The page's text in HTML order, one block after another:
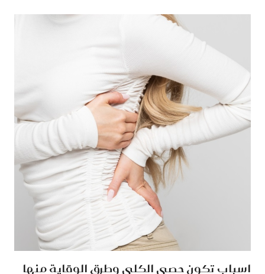
اسباب تكون حصى الكلى وطرق الوقاية منها